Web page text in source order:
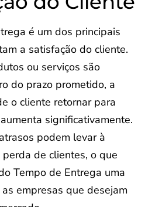
é um dos principais
a satisfação do cliente.
ou serviços são
do prazo prometido, a
o cliente retornar para
significativamente.
podem levar à
de clientes, o que
Tempo de Entrega uma
empresas que desejam